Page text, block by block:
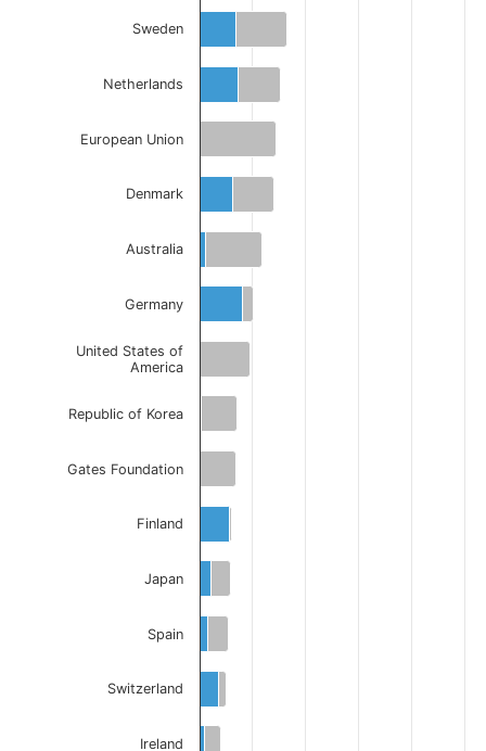
Sweden
Netherlands
European Union
Denmark
Australia
Germany
United States of
America
Republic of Korea
Gates Foundation
Finland
Japan
Spain
Switzerland
Ireland